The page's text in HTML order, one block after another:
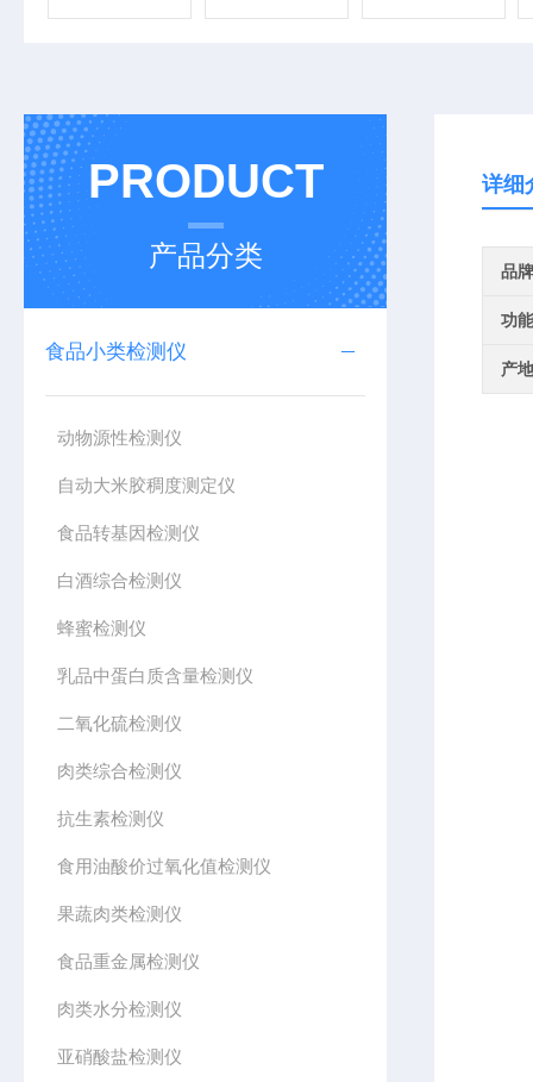
PRODUCT
产品分类
食品小类检测仪
动物源性检测仪
自动大米胶稠度测定仪
食品转基因检测仪
白酒综合检测仪
蜂蜜检测仪
乳品中蛋白质含量检测仪
二氧化硫检测仪
肉类综合检测仪
抗生素检测仪
食用油酸价过氧化值检测仪
果蔬肉类检测仪
食品重金属检测仪
肉类水分检测仪
亚硝酸盐检测仪
详细
品牌
功
产